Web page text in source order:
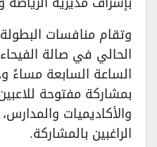
الحالي في صالة
الساعة السابعة مساءً
بمشاركة مفتوحة
والأكاديميات
الراغبين بالمشاركة.